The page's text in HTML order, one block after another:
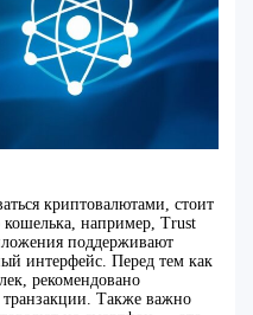
криптовалютами, стоит
кошелька, например, Trust
поддерживают
интерфейс. Перед тем как
рекомендовано
транзакции. Также важно